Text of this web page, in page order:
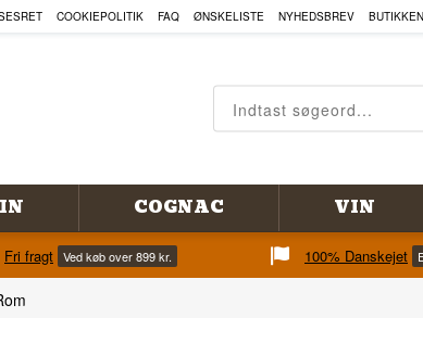
COOKIEPOLITIK FAQ ØNSKELISTE NYHEDSBREV BUTIKKEN
COGNAC VIN
Fri fragt Ved køb over 899 kr. 100% Danskejet